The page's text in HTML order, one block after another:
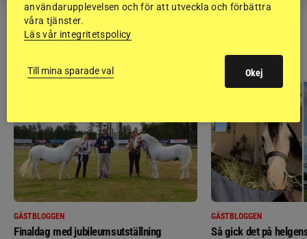
GÄSTBLOGGEN
Finaldag med jubileumsutställning
GÄSTBLOGGEN
Så gick det på
användarupplevelsen och för att utveckla och förbättra
våra tjänster.
Läs vår integritetspolicy
Till mina sparade val Okej